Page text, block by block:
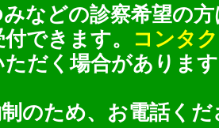
などの診察希望の
できます。
コンタ
だく場合がありま
のため、お電話くだ